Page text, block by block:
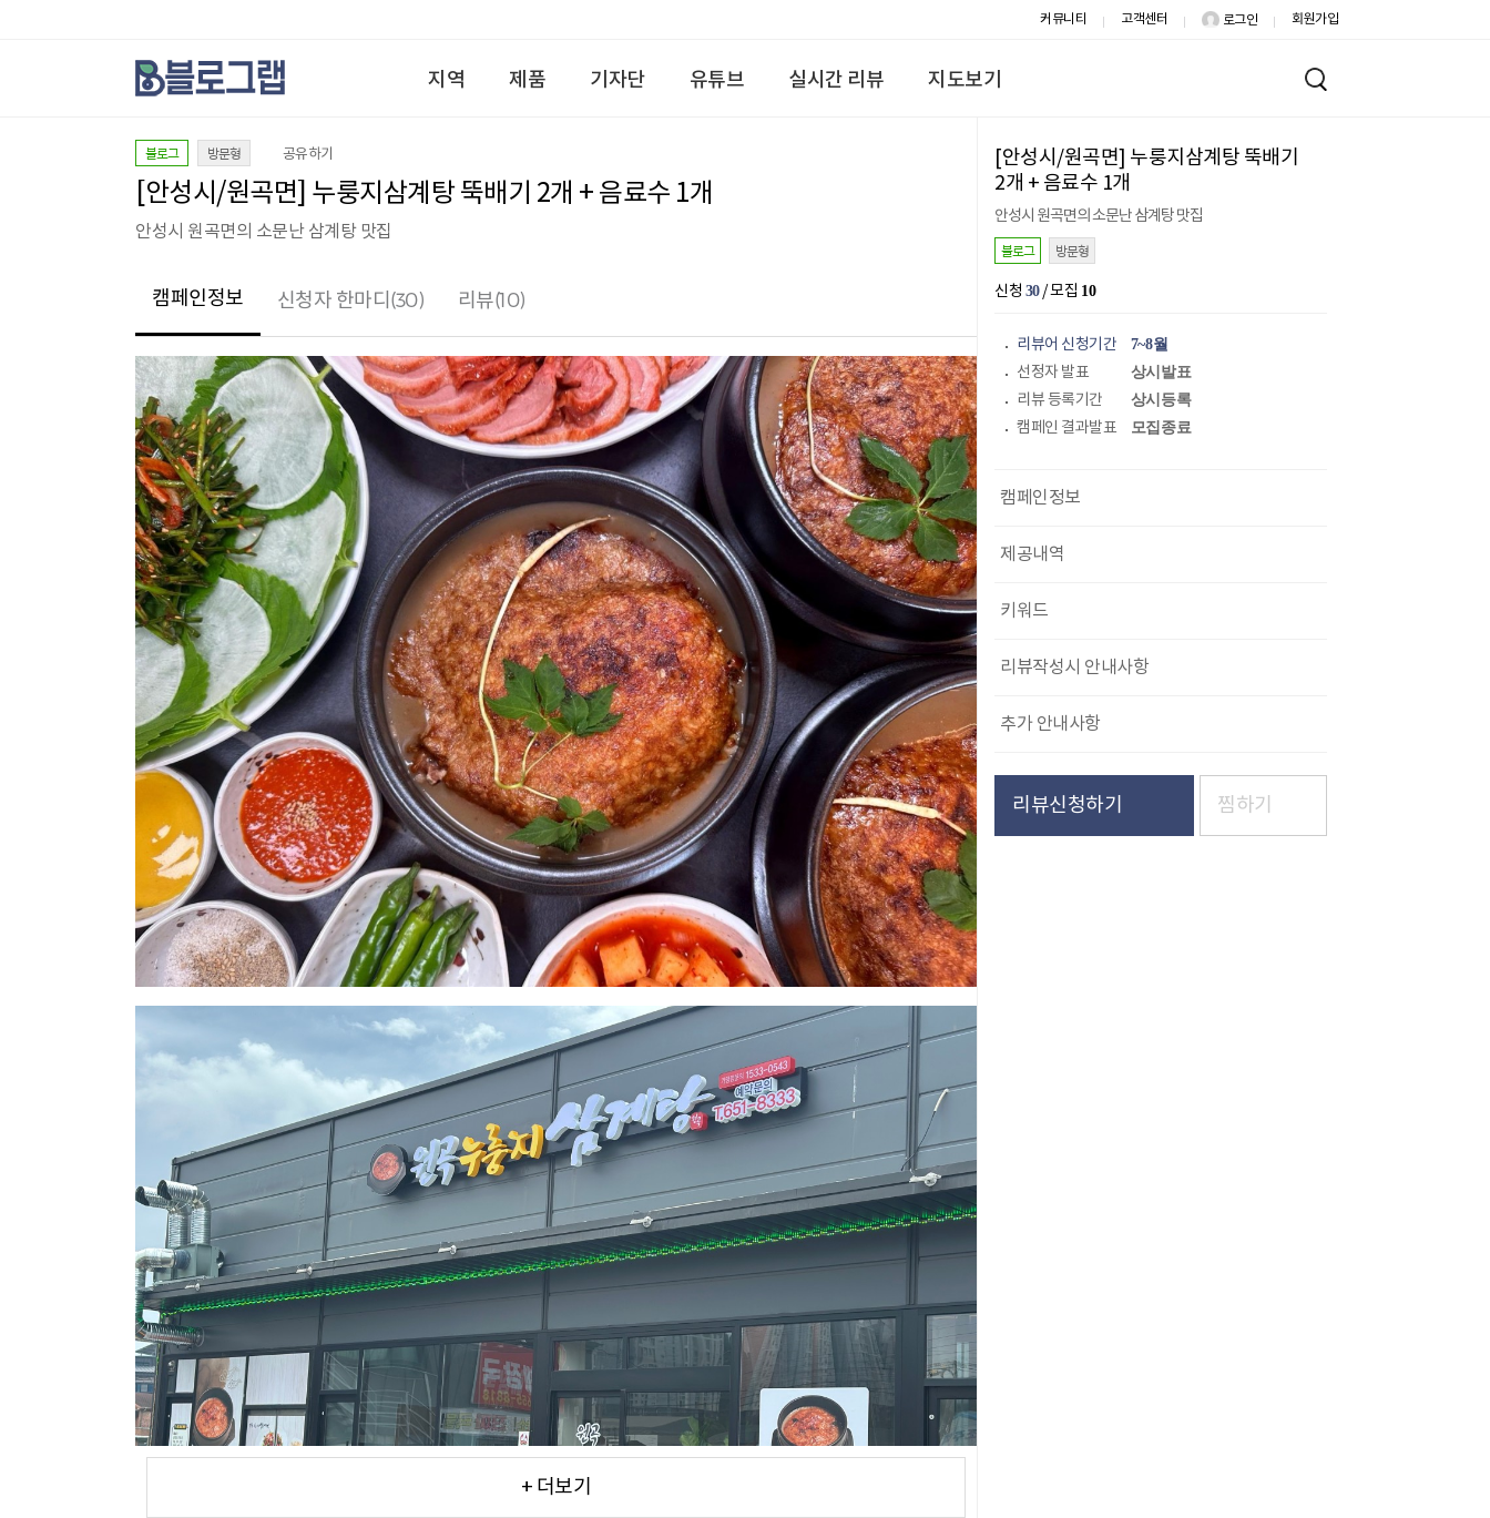
커뮤니티 고객센터 로그인 회원가입
지역 제품 기자단 유튜브 실시간 리뷰 지도보기
블로그 방문형 공유하기
[안성시/원곡면] 누룽지삼계탕 뚝배기 2개 + 음료수 1개
안성시 원곡면의 소문난 삼계탕 맛집
캠페인정보 신청자 한마디 (30) 리뷰(10)
+ 더보기
[안성시/원곡면] 누룽지삼계탕 뚝배기
2개 + 음료수 1개
안성시 원곡면의 소문난 삼계탕 맛집
블로그 방문형
신청 30/ 모집 10
리뷰어 신청기간 7~8월
선정자 발표 상시발표
리뷰 등록기간 상시등록
캠페인 결과발표 모집종료
캠페인정보
제공내역
키워드
리뷰작성시 안내사항
추가 안내사항
리뷰신청하기 찜하기